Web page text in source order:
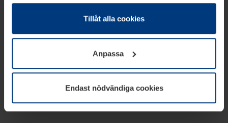
Juridiskt kan vi lagra kakor på din enhet, om de är
absolut nödvändiga för driften av den här webbplatsen.
godkännande kan du när som helst ändra eller återkalla i
informationen om kakor underDataskyddsförklaring
vår webbplats.
Tillåt alla cookies
Anpassa
Endast nödvändiga cookies